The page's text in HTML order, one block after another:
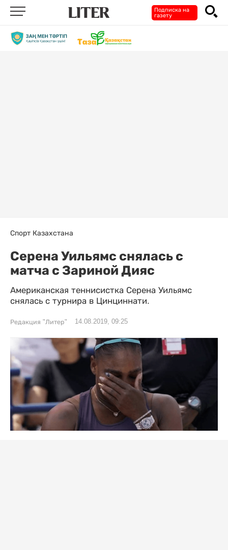
Подписка на
газету
Спорт Казахстана
Серена Уильямс снялась с
матча с Зариной Дияс
Американская теннисистка Серена Уильямс
снялась с турнира в Цинциннати.
Редакция "Литер" 14.08.2019, 09:25